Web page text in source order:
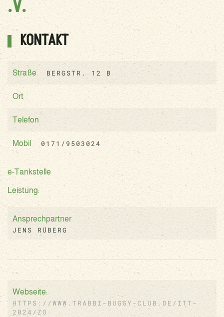
.V.
KONTAKT
Straße BERGSTR. 12 B
Ort
Telefon
Mobil 0171/9503024
e-Tankstelle
Leistung:
Ansprechpartner
JENS RÜBERG
Webseite:
HTTPS://WWW.TRABBI-BUGGY-CLUB.DE/ITT-
2024/ZO